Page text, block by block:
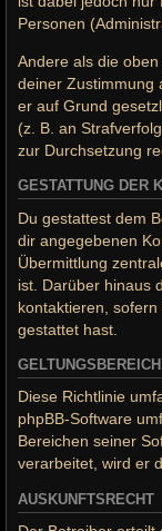
Personen
Andere als die
deiner Zustimmung
er auf Grund
(z. B. an
zur Durchsetzung
GESTATTUNG DER
Du gestattest dem
dir angegebenen
Übermittlung
ist. Darüber hinaus
kontaktieren,
gestattet hast.
Diese Richtlinie
phpBB-Software
Bereichen seiner
verarbeitet, wird er
AUSKUNFTSRECHT